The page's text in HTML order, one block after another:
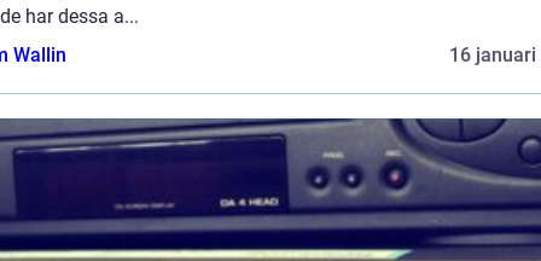
har dessa a...
Wallin
16 januari